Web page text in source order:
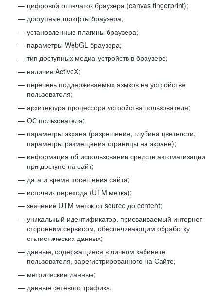
цифровой отпечаток браузера (canvas fingerprint);
доступные шрифты браузера;
установленные плагины браузера;
параметры WebGL браузера;
тип доступных медиа-устройств в браузере;
наличие ActiveX;
перечень поддерживаемых языков на устройстве
пользователя;
архитектура процессора устройства пользователя;
ОС пользователя;
параметры экрана (разрешение, глубина цветности,
параметры размещения страницы на экране);
информация об использовании средств автоматизации
при доступе на сайт;
дата и время посещения сайта;
источник перехода (UTM метка);
значение UTM меток от source до content;
уникальный идентификатор, присваиваемый интернет-
сторонним сервисом, обеспечивающим обработку
статистических данных;
данные, содержащиеся в личном кабинете
пользователя, зарегистрированного на Сайте;
метрические данные;
данные сетевого трафика.